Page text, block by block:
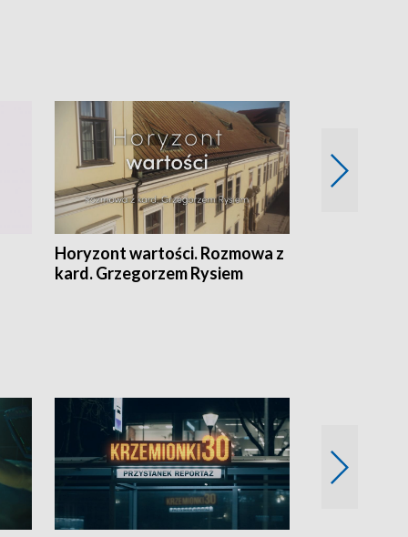
Horyzont wartości. Rozmowa z
kard. Grzegorzem Rysiem